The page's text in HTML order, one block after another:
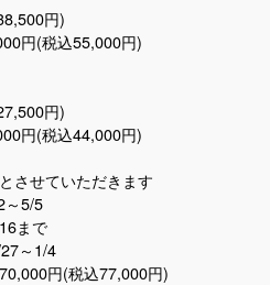
円)
円(税込55,000円)
円)
円(税込44,000円)
させていただきます
～5/5
まで
～1/4
円(税込77,000円)